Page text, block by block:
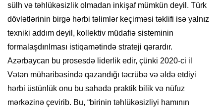
sülh və təhlükəsizlik olmadan inkişaf mümkün deyil. Türk
dövlətlərinin birgə hərbi təlimlər keçirməsi təklifi isə yalnız
texniki addım deyil, kollektiv müdafiə sisteminin
formalaşdırılması istiqamətində strateji qərardır.
Azərbaycan bu prosesdə liderlik edir, çünki 2020-ci il
Vətən müharibəsində qazandığı təcrübə və əldə etdiyi
hərbi üstünlük onu bu sahədə praktik bilik və nüfuz
mərkəzinə çevirib. Bu, “birinin təhlükəsizliyi hamının